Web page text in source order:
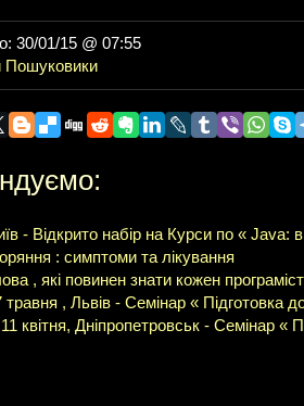
30/01/15 @ 07:55
Пошуковики
- Відкрито набір на Курси по « Java:
: симптоми та лікування
, які повинен знати кожен програміст
травня , Львів - Семінар « Підготовка
квітня, Дніпропетровськ - Семінар «